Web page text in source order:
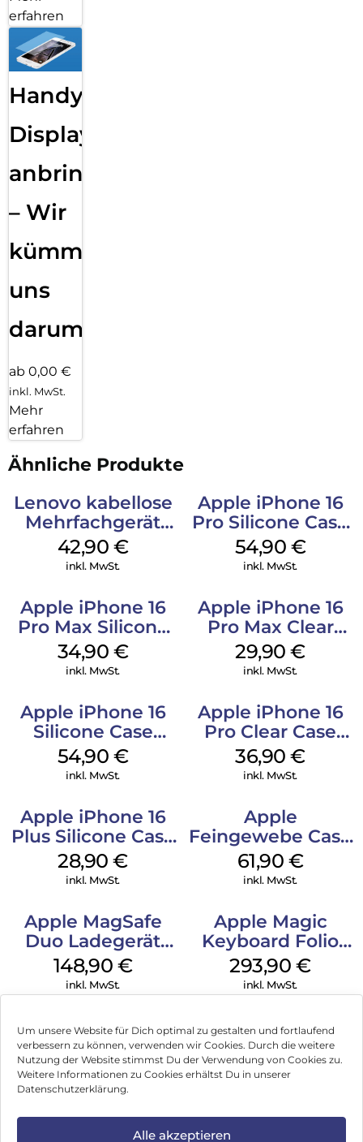
Um unsere Website für Dich optimal zu gestalten und fortlaufend
verbessern zu können, verwenden wir Cookies. Durch die weitere
Nutzung der Website stimmst Du der Verwendung von Cookies zu.
Weitere Informationen zu Cookies erhältst Du in unserer
Datenschutzerklärung.
Alle akzeptieren
erfahren
Handy
Displayfolie
anbringen
– Wir
kümmern
uns
darum!
ab 0,00 €
inkl. MwSt.
Mehr
erfahren
Ähnliche Produkte
Lenovo kabellose
Mehrfachgerät
Luna Grey
42,90 €
inkl. MwSt.
Apple iPhone 16
Pro Silicone Case
MagSafe Black
54,90 €
inkl. MwSt.
Apple iPhone 16
Pro Max Silicone
Case MagSafe
Denim
34,90 €
inkl. MwSt.
Apple iPhone 16
Pro Max Clear
Case MagSafe
Transparent
29,90€
inkl. MwSt.
Apple iPhone 16
Silicone Case
MagSafe Lake
Green
54,90 €
inkl. MwSt.
Apple iPhone 16
Pro Clear Case
MagSafe
Transparent
36,90€
inkl. MwSt.
Apple iPhone 16
Plus Silicone Case
MagSafe Black
28,90€
inkl. MwSt.
Apple
Feingewebe Case
iPhone 15 Pro
MagSafe Schwarz
61,90 €
inkl. MwSt.
Apple MagSafe
Duo Ladegerät
Weiß
148,90 €
inkl. MwSt.
Apple Magic
Keyboard Folio
iPad 10.9″ (10.Gen.)
Weiß
293,90€
inkl. MwSt.
Impressum